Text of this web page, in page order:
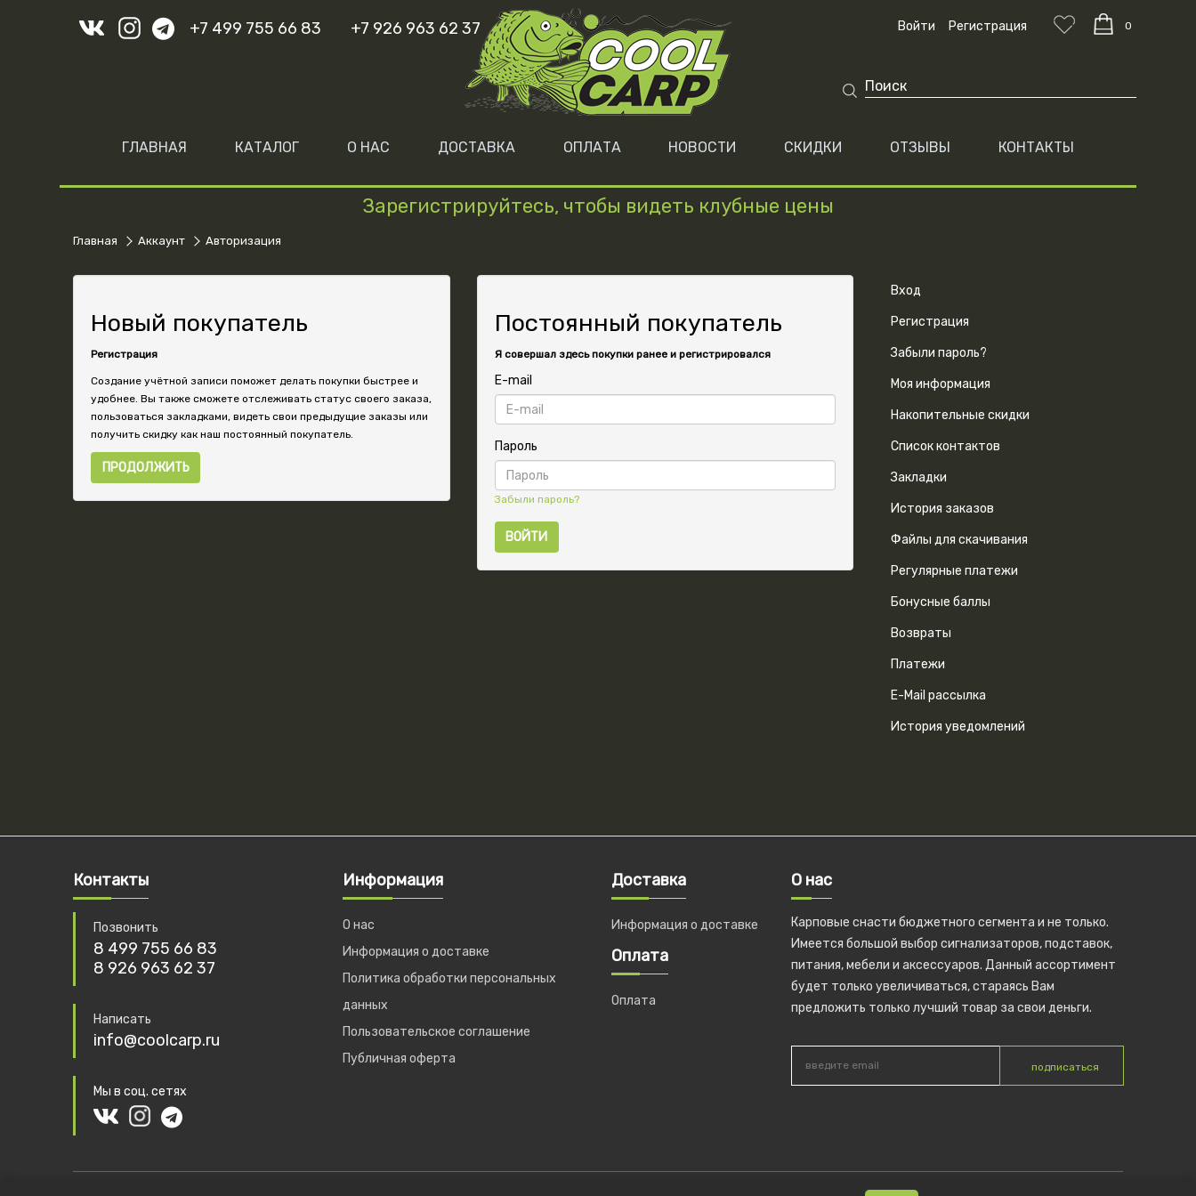
+7 499 755 66 83 +7 926 963 62 37 Войти Регистрация 0
ГЛАВНАЯ КАТАЛОГ О НАС ДОСТАВКА ОПЛАТА НОВОСТИ СКИДКИ ОТЗЫВЫ КОНТАКТЫ
Зарегистрируйтесь, чтобы видеть клубные цены
Главная Аккаунт Авторизация
Новый покупатель
Регистрация
Создание учётной записи поможет делать покупки быстрее и
удобнее. Вы также сможете отслеживать статус своего заказа,
пользоваться закладками, видеть свои предыдущие заказы или
получить скидку как наш постоянный покупатель.
ПРОДОЛЖИТЬ
Постоянный покупатель
Я совершал здесь покупки ранее и регистрировался
E-mail
Пароль
Забыли пароль?
Вход
Регистрация
Забыли пароль?
Моя информация
Накопительные скидки
Список контактов
Закладки
История заказов
Файлы для скачивания
Регулярные платежи
Бонусные баллы
Возвраты
Платежи
E-Mail рассылка
История уведомлений
Контакты
Позвонить
8 499 755 66 83
8 926 963 62 37
Написать
info@coolcarp.ru
Мы в соц. сетях
Информация
О нас
Информация о доставке
Политика обработки персональных
данных
Пользовательское соглашение
Публичная оферта
Доставка
Информация о доставке
Оплата
Оплата
О нас
Карповые снасти бюджетного сегмента и не только.
Имеется большой выбор сигнализаторов, подставок,
питания, мебели и аксессуаров. Данный ассортимент
будет только увеличиваться, стараясь Вам
предложить только лучший товар за свои деньги.
подписаться